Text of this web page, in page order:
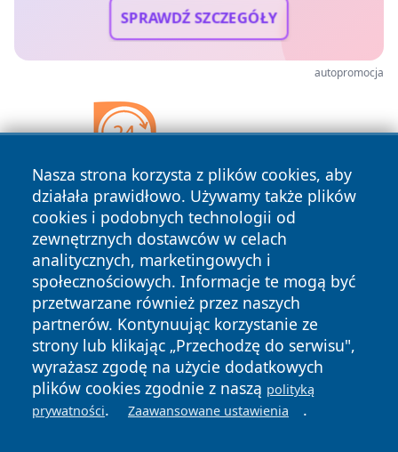
SPRAWDŹ SZCZEGÓŁY
autopromocja
Nasza strona korzysta z plików cookies, aby
działała prawidłowo. Używamy także plików
cookies i podobnych technologii od
zewnętrznych dostawców w celach
analitycznych, marketingowych i
społecznościowych. Informacje te mogą być
przetwarzane również przez naszych
partnerów. Kontynuując korzystanie ze
strony lub klikając „Przechodzę do serwisu",
wyrażasz zgodę na użycie dodatkowych
plików cookies zgodnie z naszą polityką
prywatności. Zaawansowane ustawienia .
Copyright © 2026 bielskonews.pl Wszystkie prawa
zastrzeżone.